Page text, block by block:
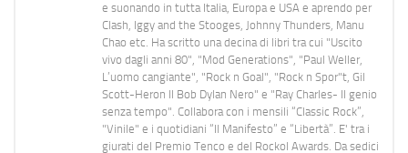
e suonando in tutta Italia, Europa e USA e aprendo per
Clash, Iggy and the Stooges, Johnny Thunders, Manu
Chao etc. Ha scritto una decina di libri tra cui "Uscito
vivo dagli anni 80", "Mod Generations", "Paul Weller,
L’uomo cangiante", "Rock n Goal", "Rock n Spor"t, Gil
Scott-Heron Il Bob Dylan Nero" e "Ray Charles- Il genio
senza tempo". Collabora con i mensili “Classic Rock”,
"Vinile" e i quotidiani “Il Manifesto” e “Libertà”. E' tra i
giurati del Premio Tenco e del Rockol Awards. Da sedici